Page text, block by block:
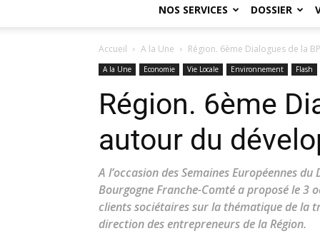
NOS SERVICES DOSSIER
Accueil A la Une Région. 6ème Dialogues de la
A la Une Economie Vie Locale Environnement Flash
Région. 6ème
autour du
A l’occasion des Semaines Européennes
Bourgogne Franche-Comté a proposé le 3
clients sociétaires sur la thématique de la
direction des entrepreneurs de la Région.